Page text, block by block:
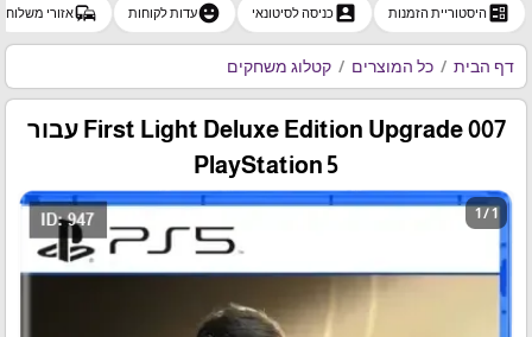
ballot היסטוריית הזמנות account_boxכניסה לסיטונאי emoji_emotionsעדות לקוחות commuteאזורי משלוח
דף הבית כל המוצרים קטלוג משחקים
007 First Light Deluxe Edition Upgrade עבור
PlayStation 5
1 / 1